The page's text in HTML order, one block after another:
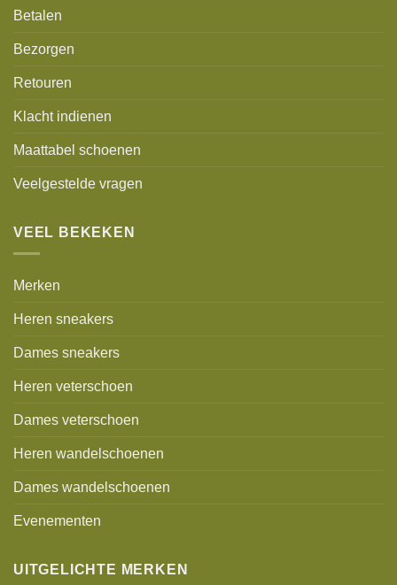
Betalen
Bezorgen
Retouren
Klacht indienen
Maattabel schoenen
Veelgestelde vragen
VEEL BEKEKEN
Merken
Heren sneakers
Dames sneakers
Heren veterschoen
Dames veterschoen
Heren wandelschoenen
Dames wandelschoenen
Evenementen
UITGELICHTE MERKEN